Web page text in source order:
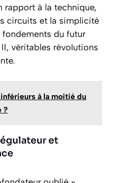
rapport à la technique,
circuits et la simplicité
fondements du futur
véritables révolutions
à la moitié du
?
et